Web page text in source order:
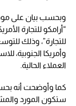
وبحسب بيان على
“أرامكو للتجارة
للتجارة”، وذلك
وأمريكا الجنوبية،
العملاء الحالية.
كما وأوضحت أنه بحسب
ستكون المورد